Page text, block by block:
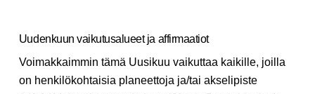
Uudenkuun vaikutusalueet ja affirmaatiot
Voimakkaimmin tämä Uusikuu vaikuttaa kaikille, joilla
on henkilökohtaisia planeettoja ja/tai akselipiste